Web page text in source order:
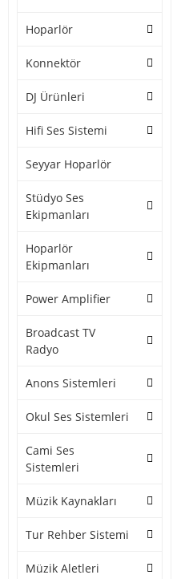
Hoparlör
Konnektör
DJ Ürünleri
Hifi Ses Sistemi
Seyyar Hoparlör
Stüdyo Ses
Ekipmanları
Hoparlör
Ekipmanları
Power Amplifier
Broadcast TV
Radyo
Anons Sistemleri
Okul Ses Sistemleri
Cami Ses
Sistemleri
Müzik Kaynakları
Tur Rehber Sistemi
Müzik Aletleri